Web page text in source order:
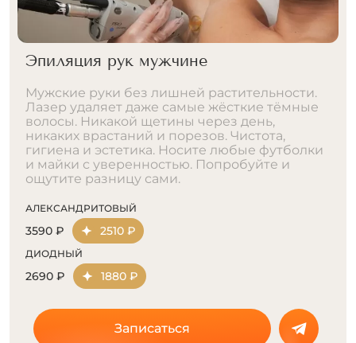
Эпиляция рук мужчине
Мужские руки без лишней растительности.
Лазер удаляет даже самые жёсткие тёмные
волосы. Никакой щетины через день,
никаких врастаний и порезов. Чистота,
гигиена и эстетика. Носите любые футболки
и майки с уверенностью. Попробуйте и
ощутите разницу сами.
АЛЕКСАНДРИТОВЫЙ
3590 ₽ 2510 ₽
ДИОДНЫЙ
2690 ₽ 1880 ₽
Записаться